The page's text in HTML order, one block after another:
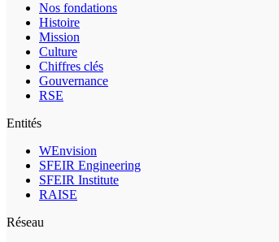
Nos fondations
Histoire
Mission
Culture
Chiffres clés
Gouvernance
RSE
Entités
WEnvision
SFEIR Engineering
SFEIR Institute
RAISE
Réseau